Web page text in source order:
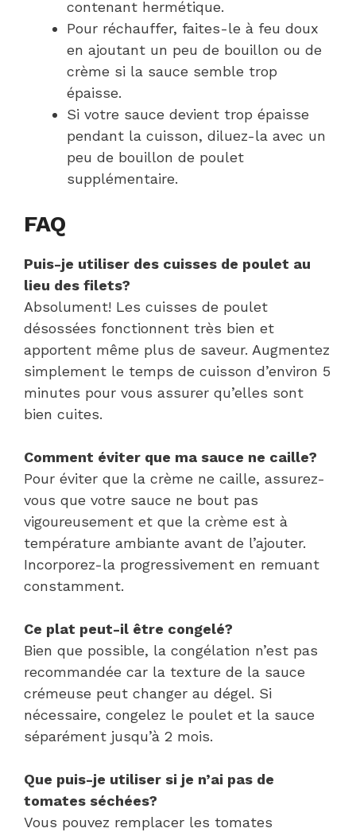
contenant hermétique.
Pour réchauffer, faites-le à feu doux
en ajoutant un peu de bouillon ou de
crème si la sauce semble trop
épaisse.
Si votre sauce devient trop épaisse
pendant la cuisson, diluez-la avec un
peu de bouillon de poulet
supplémentaire.
FAQ
Puis-je utiliser des cuisses de poulet au
lieu des filets?
Absolument! Les cuisses de poulet
désossées fonctionnent très bien et
apportent même plus de saveur. Augmentez
simplement le temps de cuisson d’environ 5
minutes pour vous assurer qu’elles sont
bien cuites.
Comment éviter que ma sauce ne caille?
Pour éviter que la crème ne caille, assurez-
vous que votre sauce ne bout pas
vigoureusement et que la crème est à
température ambiante avant de l’ajouter.
Incorporez-la progressivement en remuant
constamment.
Ce plat peut-il être congelé?
Bien que possible, la congélation n’est pas
recommandée car la texture de la sauce
crémeuse peut changer au dégel. Si
nécessaire, congelez le poulet et la sauce
séparément jusqu’à 2 mois.
Que puis-je utiliser si je n’ai pas de
tomates séchées?
Vous pouvez remplacer les tomates